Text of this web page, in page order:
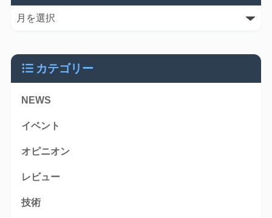
カテゴリー
NEWS
イベント
オピニオン
レビュー
技術